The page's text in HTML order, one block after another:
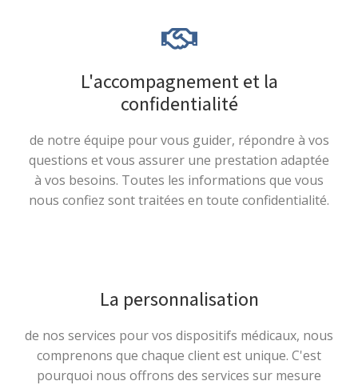
L'accompagnement et la
confidentialité
de notre équipe pour vous guider, répondre à vos
questions et vous assurer une prestation adaptée
à vos besoins. Toutes les informations que vous
nous confiez sont traitées en toute confidentialité.
La personnalisation
de nos services pour vos dispositifs médicaux, nous
comprenons que chaque client est unique. C'est
pourquoi nous offrons des services sur mesure